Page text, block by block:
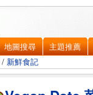
地圖搜尋
主題推薦
/ 新鮮食記